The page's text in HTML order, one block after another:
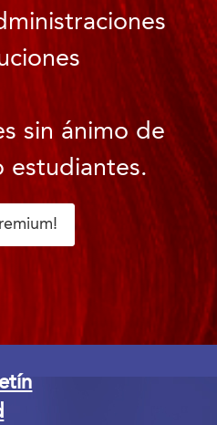
sin ánimo de
estudiantes.